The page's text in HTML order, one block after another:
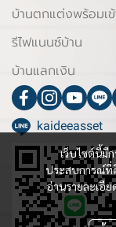
เว็บไซต์นี้มี
ประสบการณ์ที่
อ่านรายละเอีย
บ้านตกแต่งพร้อมเ
รีไฟแนนซ์บ้าน
บ้านแลกเงิน
kaideeasset